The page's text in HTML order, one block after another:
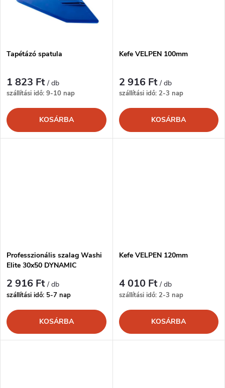
é
s
e
á
j
a
Tapétázó spatula
1 823 Ft/ db
szállítási idő: 9-10 nap
KOSÁRBA
Kefe VELPEN 100mm
2 916 Ft/ db
szállítási idő: 2-3 nap
KOSÁRBA
Professzionális szalag Washi
Elite 30x50 DYNAMIC
2 916 Ft/ db
szállítási idő: 5-7 nap
KOSÁRBA
Kefe VELPEN 120mm
4 010 Ft/ db
szállítási idő: 2-3 nap
KOSÁRBA